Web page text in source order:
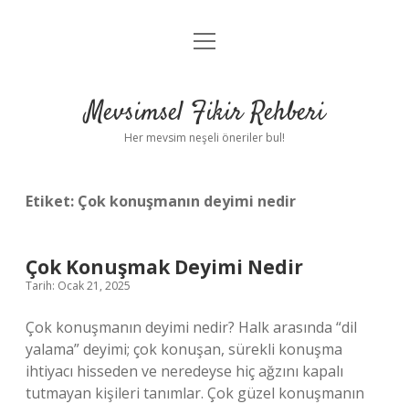
Anasayfa
Yasal Uyarı
menüyü
Mevsimsel Fikir Rehberi
Her mevsim neşeli öneriler bul!
Etiket: Çok konuşmanın deyimi nedir
Çok Konuşmak Deyimi Nedir
Tarih: Ocak 21, 2025
Çok konuşmanın deyimi nedir? Halk arasında “dil
yalama” deyimi; çok konuşan, sürekli konuşma
ihtiyacı hisseden ve neredeyse hiç ağzını kapalı
tutmayan kişileri tanımlar. Çok güzel konuşmanın